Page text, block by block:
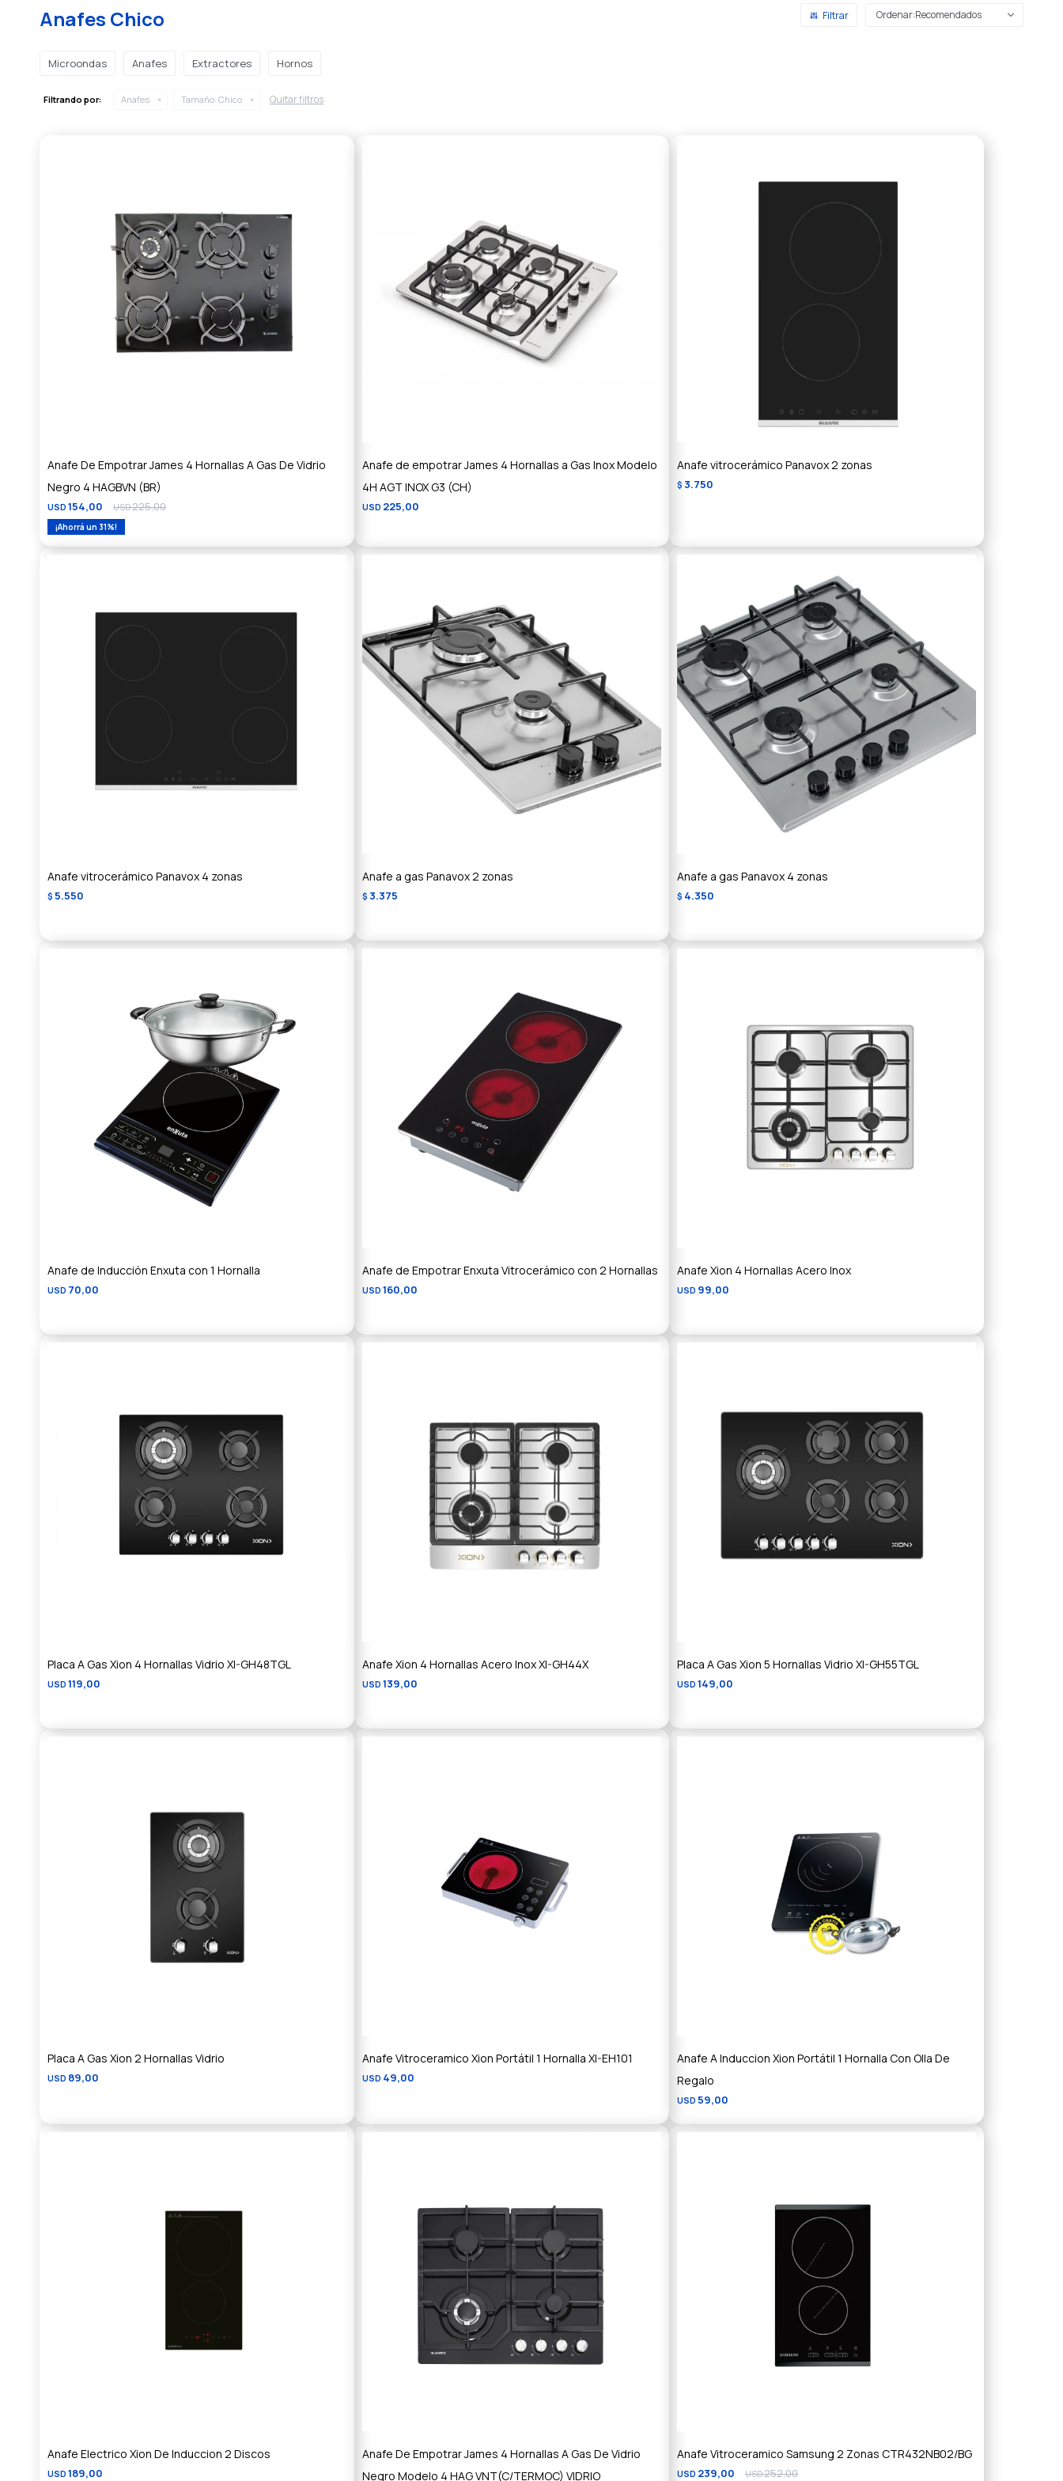
Anafes Chico Recomendados
Microondas Anafes Extractores Hornos
Filtrando por: Anafes Tamaño: Chico Quitar filtros
Anafe De Empotrar James 4 Hornallas A Gas De Vidrio
Negro 4 HAGBVN (BR)
USD 154,00 USD225,00
31
Anafe de empotrar James 4 Hornallas a Gas Inox Modelo
4H AGT INOX G3 (CH)
USD 225,00
Anafe vitrocerámico Panavox 2 zonas
$ 3.750
Anafe vitrocerámico Panavox 4 zonas
$ 5.550
Anafe a gas Panavox 2 zonas
$ 3.375
Anafe a gas Panavox 4 zonas
$ 4.350
Anafe de Inducción Enxuta con 1 Hornalla
USD 70,00
Anafe de Empotrar Enxuta Vitrocerámico con 2 Hornallas
USD 160,00
Anafe Xion 4 Hornallas Acero Inox
USD 99,00
Placa A Gas Xion 4 Hornallas Vidrio XI-GH48TGL
USD 119,00
Anafe Xion 4 Hornallas Acero Inox XI-GH44X
USD 139,00
Placa A Gas Xion 5 Hornallas Vidrio XI-GH55TGL
USD 149,00
Placa A Gas Xion 2 Hornallas Vidrio
USD 89,00
Anafe Vitroceramico Xion Portátil 1 Hornalla XI-EH101
USD 49,00
Anafe A Induccion Xion Portátil 1 Hornalla Con Olla De
Regalo
USD 59,00
Anafe Electrico Xion De Induccion 2 Discos
USD 189,00
Anafe De Empotrar James 4 Hornallas A Gas De Vidrio
Negro Modelo 4 HAG VNT(C/TERMOC) VIDRIO
Anafe Vitroceramico Samsung 2 Zonas CTR432NB02/BG
USD 239,00 USD252,00